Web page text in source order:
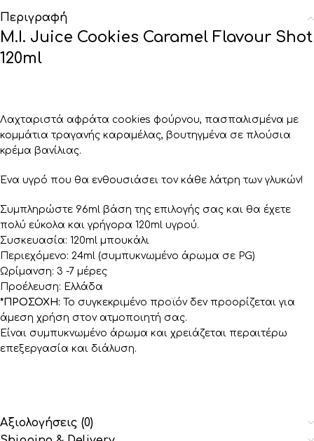
Περιγραφή
M.I. Juice Cookies Caramel Flavour Shot
120ml
Λαχταριστά αφράτα cookies φούρνου, πασπαλισμένα με
κομμάτια τραγανής καραμέλας, βουτηγμένα σε πλούσια
κρέμα βανίλιας.
Ένα υγρό που θα ενθουσιάσει τον κάθε λάτρη των γλυκών!
Συμπληρώστε 96ml βάση της επιλογής σας και θα έχετε
πολύ εύκολα και γρήγορα 120ml υγρού.
Συσκευασία: 120ml μπουκάλι
Περιεχόμενο: 24ml (συμπυκνωμένο άρωμα σε PG)
Ωρίμανση: 3 -7 μέρες
Προέλευση: Ελλάδα
*ΠΡΟΣΟΧΗ: Το συγκεκριμένο προϊόν δεν προορίζεται για
άμεση χρήση στον ατμοποιητή σας.
Είναι συμπυκνωμένο άρωμα και χρειάζεται περαιτέρω
επεξεργασία και διάλυση.
Αξιολογήσεις (0)